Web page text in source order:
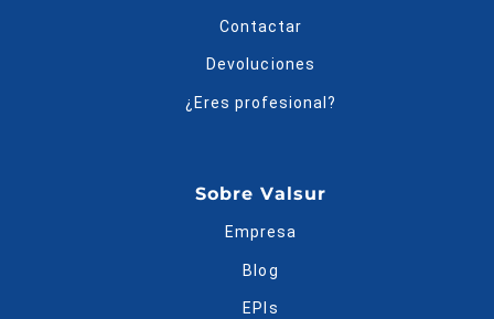
Contactar
Devoluciones
¿Eres profesional?
Sobre Valsur
Empresa
Blog
EPIs